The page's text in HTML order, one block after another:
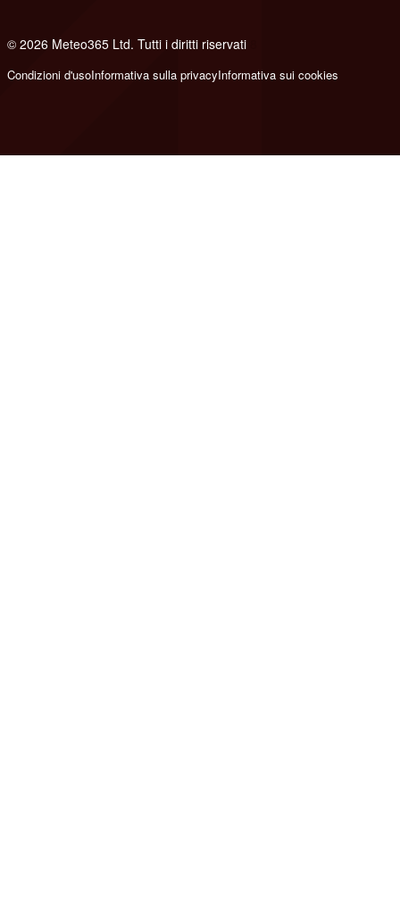
© 2026 Meteo365 Ltd. Tutti i diritti riservati
Condizioni d'usoInformativa sulla privacyInformativa sui cookies